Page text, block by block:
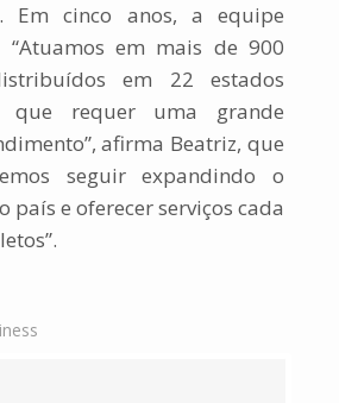
Em cinco anos, a equipe
“Atuamos em mais de 900
em 22 estados
que requer uma grande
afirma Beatriz, que
seguir expandindo o
país e oferecer serviços cada